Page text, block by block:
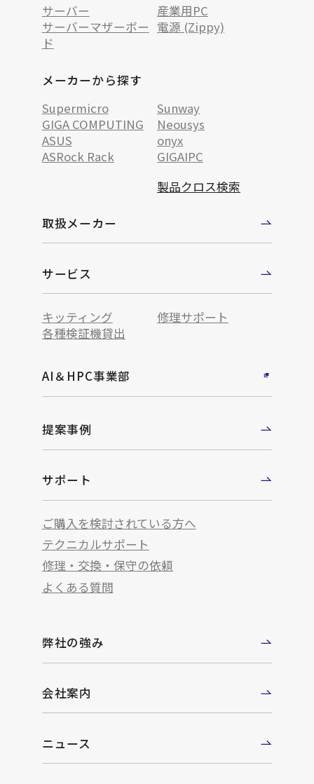
サーバー
産業用PC
サーバーマザーボー
ド
電源 (Zippy)
メーカーから探す
Supermicro
Sunway
GIGA COMPUTING
Neousys
ASUS
onyx
ASRock Rack
GIGAIPC
製品クロス検索
取扱メーカー
サービス
キッティング
修理サポート
各種検証機貸出
AI＆HPC事業部
提案事例
サポート
ご購入を検討されている方へ
テクニカルサポート
修理・交換・保守の依頼
よくある質問
弊社の強み
会社案内
ニュース